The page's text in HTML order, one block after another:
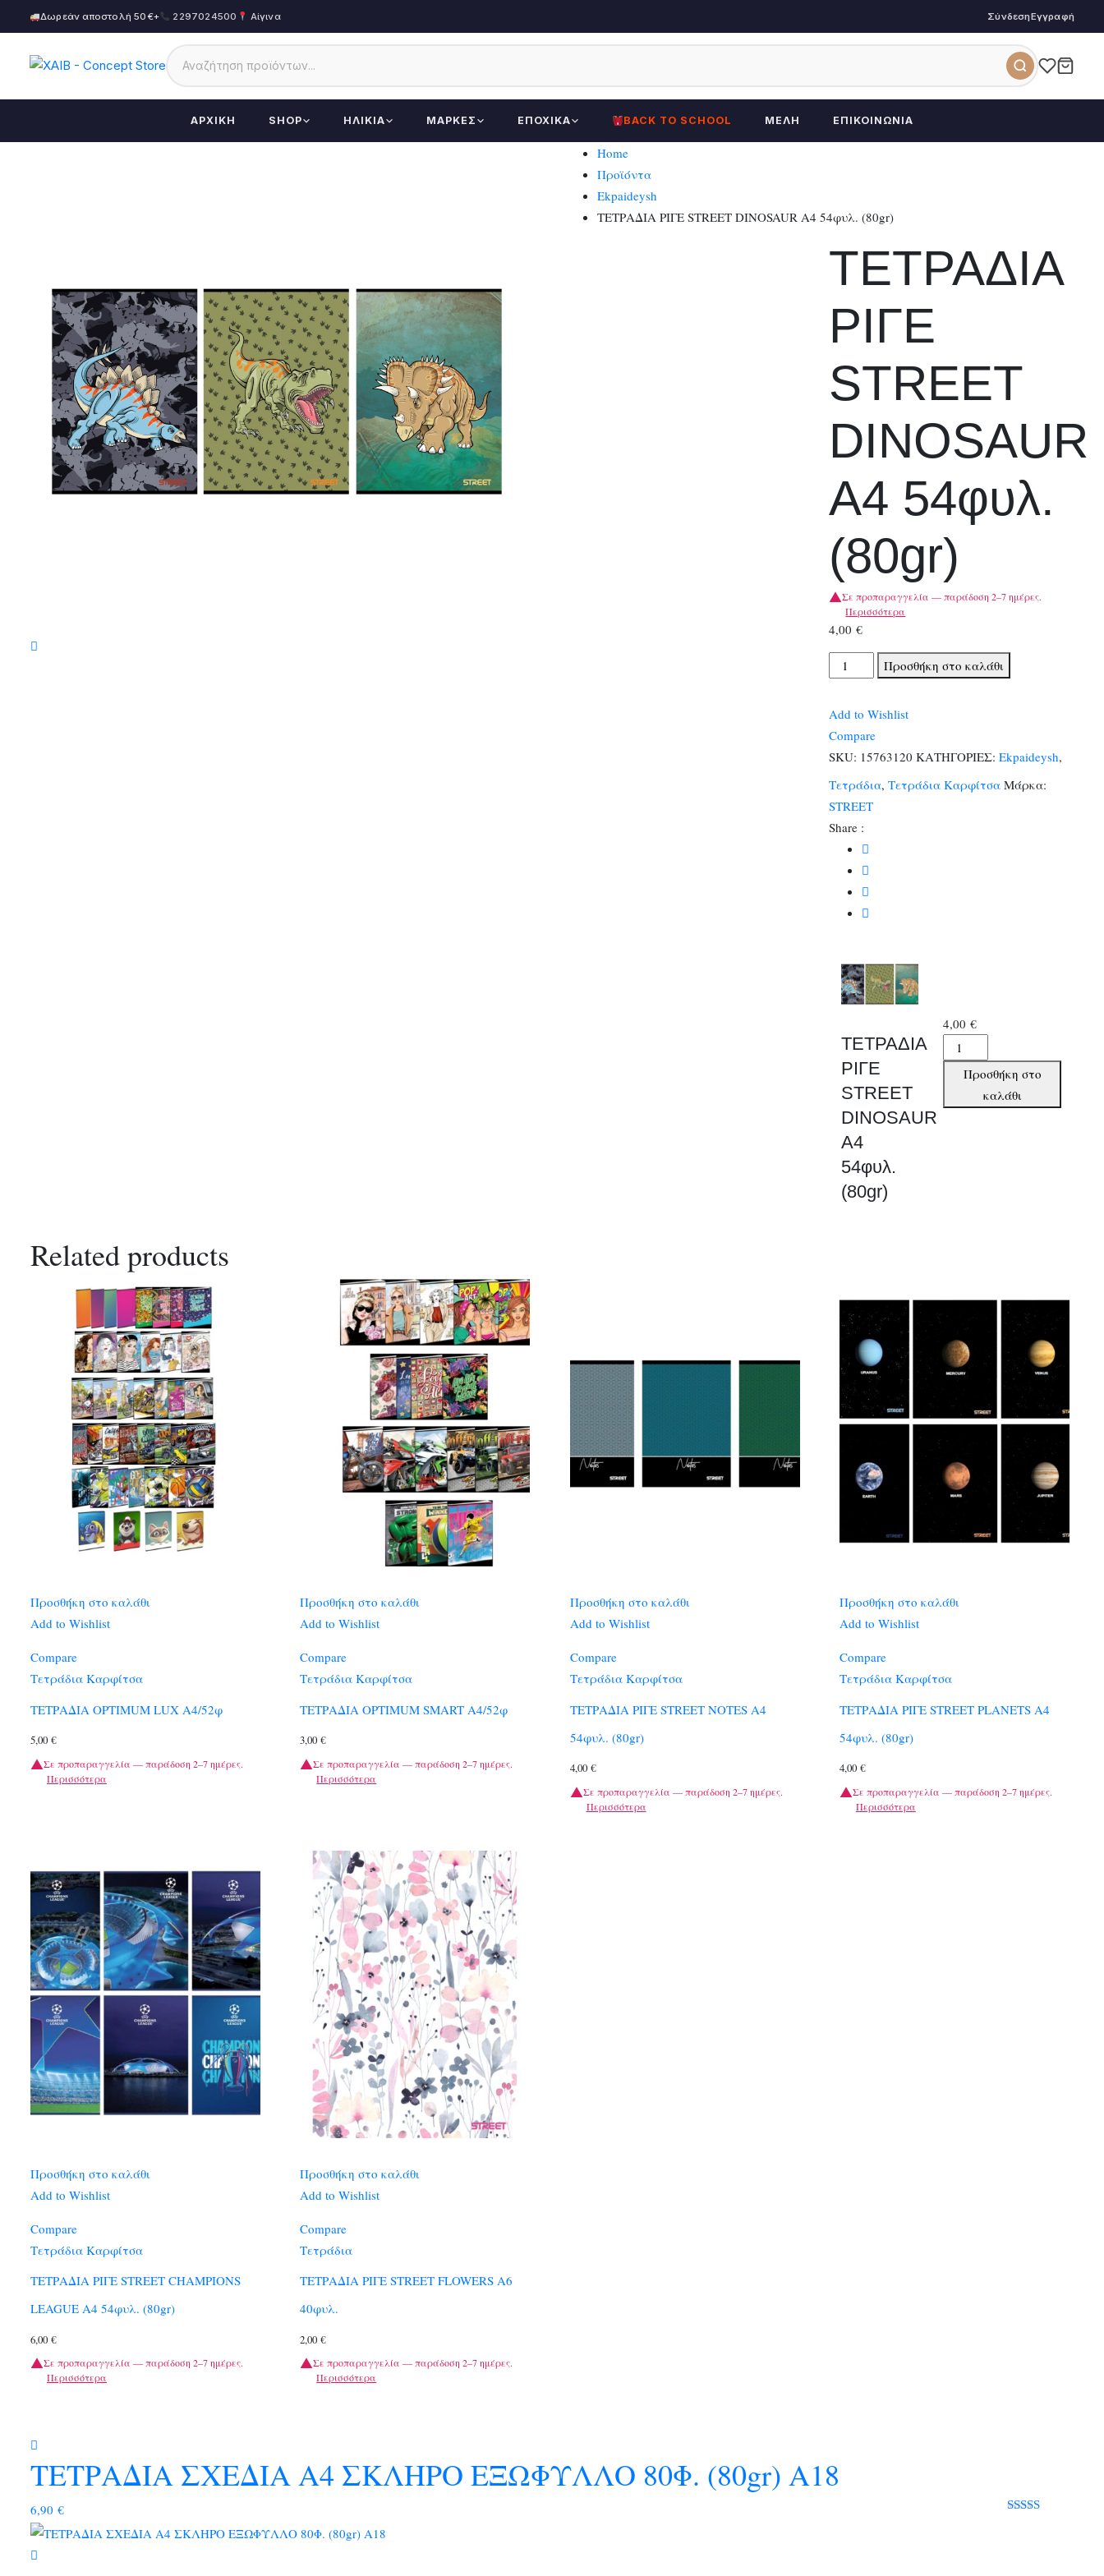
Δωρεάν αποστολή 50€+ 2297024500 Αίγινα ΣύνδεσηΕγγραφή
ΑΡΧΙΚΉ SHOP ΗΛΙΚΊΑ ΜΆΡΚΕΣ ΕΠΟΧΙΚΆ BACK TO SCHOOL ΜΈΛΗ ΕΠΙΚΟΙΝΩΝΊΑ
Home
Προϊόντα
Ekpaideysh
ΤΕΤΡΑΔΙΑ ΡΙΓΕ STREET DINOSAUR A4 54φυλ. (80gr)
ΤΕΤΡΑΔΙΑ
ΡΙΓΕ
STREET
DINOSAUR
A4 54φυλ.
(80gr)
Σε προπαραγγελία — παράδοση 2–7 ημέρες.
Περισσότερα
4,00€
ΤΕΤΡΑΔΙΑ
ΡΙΓΕ
(80gr)
ποσότητα
Προσθήκη στο καλάθι
Add to Wishlist
Compare
SKU: 15763120 ΚΑΤΗΓΟΡΙΕΣ: Ekpaideysh,
Τετράδια,Τετράδια Καρφίτσα Μάρκα:
STREET
Share :
ΤΕΤΡΑΔΙΑ
ΡΙΓΕ
STREET
DINOSAUR
A4
54φυλ.
(80gr)
4,00€
ΤΕΤΡΑΔΙΑ
ΡΙΓΕ
DINOSAUR
Προσθήκη στο
καλάθι
Related products
Προσθήκη στο καλάθι
Add to Wishlist
Compare
Τετράδια Καρφίτσα
ΤΕΤΡΑΔΙΑ OPTIMUM LUX A4/52φ
5,00 €
Σε προπαραγγελία — παράδοση 2–7 ημέρες.
Περισσότερα
Προσθήκη στο καλάθι
Add to Wishlist
Compare
Τετράδια Καρφίτσα
ΤΕΤΡΑΔΙΑ OPTIMUM SMART A4/52φ
3,00€
Σε προπαραγγελία — παράδοση 2–7 ημέρες.
Περισσότερα
Προσθήκη στο καλάθι
Add to Wishlist
Compare
Τετράδια Καρφίτσα
ΤΕΤΡΑΔΙΑ ΡΙΓΕ STREET NOTES A4
54φυλ. (80gr)
4,00 €
Σε προπαραγγελία — παράδοση 2–7 ημέρες.
Περισσότερα
Προσθήκη στο καλάθι
Add to Wishlist
Compare
Τετράδια Καρφίτσα
ΤΕΤΡΑΔΙΑ ΡΙΓΕ STREET PLANETS A4
54φυλ. (80gr)
4,00 €
Σε προπαραγγελία — παράδοση 2–7 ημέρες.
Περισσότερα
Προσθήκη στο καλάθι
Add to Wishlist
Compare
Τετράδια Καρφίτσα
ΤΕΤΡΑΔΙΑ ΡΙΓΕ STREET CHAMPIONS
LEAGUE A4 54φυλ. (80gr)
6,00 €
Σε προπαραγγελία — παράδοση 2–7 ημέρες.
Περισσότερα
Προσθήκη στο καλάθι
Add to Wishlist
Compare
Τετράδια
ΤΕΤΡΑΔΙΑ ΡΙΓΕ STREET FLOWERS Α6
40φυλ.
2,00€
Σε προπαραγγελία — παράδοση 2–7 ημέρες.
Περισσότερα
ΤΕΤΡΑΔΙΑ ΣΧΕΔΙΑ A4 ΣΚΛΗΡΟ ΕΞΩΦΥΛΛΟ 80Φ. (80gr) A18
6,90 €